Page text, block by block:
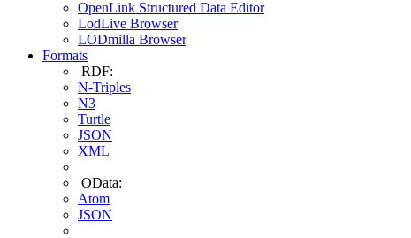
OpenLink Structured Data Editor
LodLive Browser
LODmilla Browser
Formats
RDF:
N-Triples
N3
Turtle
JSON
XML
OData:
Atom
JSON